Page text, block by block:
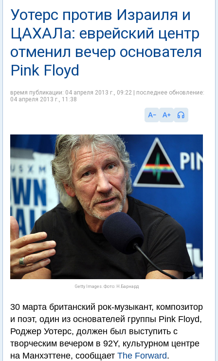
Уотерс против Израиля и
ЦАХАЛа: еврейский центр
отменил вечер основателя
Pink Floyd
время публикации: 04 апреля 2013 г., 09:22 | последнее обновление:
04 апреля 2013 г., 11:38
Getty Images. Фото: Н.Барнард
30 марта британский рок-музыкант, композитор
и поэт, один из основателей группы Pink Floyd,
Роджер Уотерс, должен был выступить с
творческим вечером в 92Y, культурном центре
на Манхэттене, сообщает The Forward.